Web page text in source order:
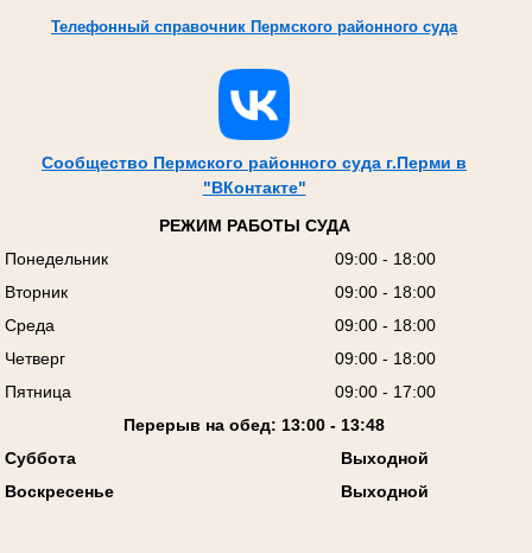
Телефонный справочник Пермского районного суда
Сообщество Пермского районного суда г.Перми в
"ВКонтакте"
РЕЖИМ РАБОТЫ СУДА
Понедельник
09:00 - 18:00
Вторник
09:00 - 18:00
Среда
09:00 - 18:00
Четверг
09:00 - 18:00
Пятница
09:00 - 17:00
Перерыв на обед: 13:00 - 13:48
Суббота
Выходной
Воскресенье
Выходной